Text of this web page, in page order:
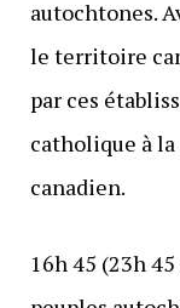
autochtones.
le territoire
par ces
catholique à
canadien.
16h 45 (23h